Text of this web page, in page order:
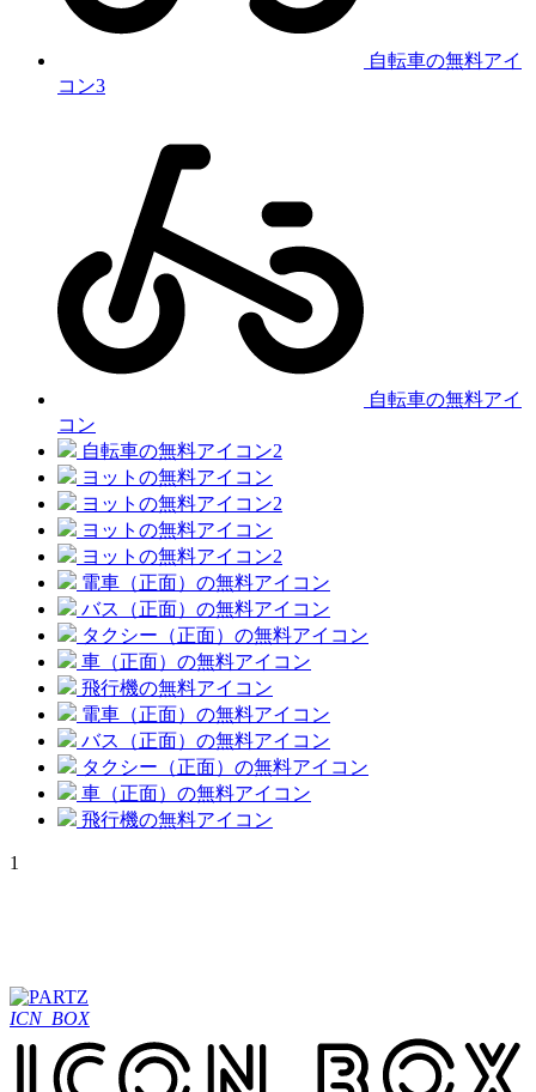
自転車の無料アイ
コン3
自転車の無料アイ
コン
自転車の無料アイコン2
ヨットの無料アイコン
ヨットの無料アイコン2
ヨットの無料アイコン
ヨットの無料アイコン2
電車（正面）の無料アイコン
バス（正面）の無料アイコン
タクシー（正面）の無料アイコン
車（正面）の無料アイコン
飛行機の無料アイコン
電車（正面）の無料アイコン
バス（正面）の無料アイコン
タクシー（正面）の無料アイコン
車（正面）の無料アイコン
飛行機の無料アイコン
1
ICN_BOX